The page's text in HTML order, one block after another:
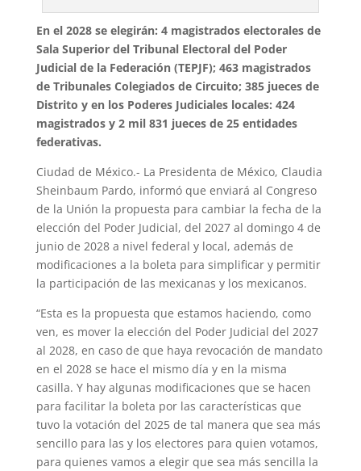
En el 2028 se elegirán: 4 magistrados electorales de
Sala Superior del Tribunal Electoral del Poder
Judicial de la Federación (TEPJF); 463 magistrados
de Tribunales Colegiados de Circuito; 385 jueces de
Distrito y en los Poderes Judiciales locales: 424
magistrados y 2 mil 831 jueces de 25 entidades
federativas.
Ciudad de México.- La Presidenta de México, Claudia
Sheinbaum Pardo, informó que enviará al Congreso
de la Unión la propuesta para cambiar la fecha de la
elección del Poder Judicial, del 2027 al domingo 4 de
junio de 2028 a nivel federal y local, además de
modificaciones a la boleta para simplificar y permitir
la participación de las mexicanas y los mexicanos.
“Esta es la propuesta que estamos haciendo, como
ven, es mover la elección del Poder Judicial del 2027
al 2028, en caso de que haya revocación de mandato
en el 2028 se hace el mismo día y en la misma
casilla. Y hay algunas modificaciones que se hacen
para facilitar la boleta por las características que
tuvo la votación del 2025 de tal manera que sea más
sencillo para las y los electores para quien votamos,
para quienes vamos a elegir que sea más sencilla la